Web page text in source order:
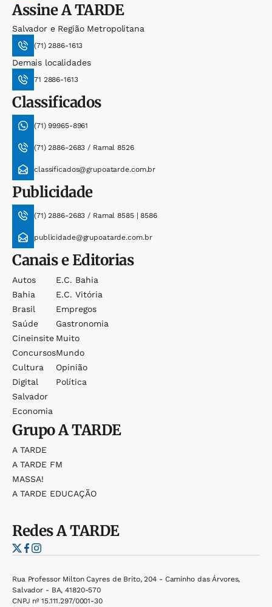
AssineA TARDE
Salvador e Região Metropolitana
(71) 2886-1613
Demais localidades
71 2886-1613
Classificados
(71) 99965-8961
(71) 2886-2683 / Ramal 8526
classificados@grupoatarde.com.br
Publicidade
(71) 2886-2683 / Ramal 8585 | 8586
publicidade@grupoatarde.com.br
Canais e Editorias
Autos
Bahia
Brasil
Saúde
Cineinsite
Concursos
Cultura
Digital
Salvador
Economia
E.c. Bahia
E.c. Vitória
Empregos
Gastronomia
Muito
Mundo
Opinião
Política
GrupoA TARDE
A TARDE
A TARDE FM
MASSA!
A TARDE EDUCAÇÃO
RedesA TARDE
Rua Professor Milton Cayres de Brito, 204 - Caminho das Árvores,
Salvador - BA, 41820-570
CNPJ nº 15.111.297/0001-30